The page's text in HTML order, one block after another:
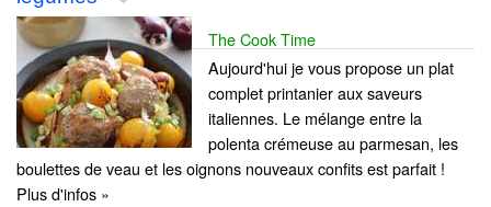
The Cook Time
Aujourd'hui je vous propose un plat
complet printanier aux saveurs
italiennes. Le mélange entre la
polenta crémeuse au parmesan, les
boulettes de veau et les oignons nouveaux confits est parfait !
Plus d'infos »